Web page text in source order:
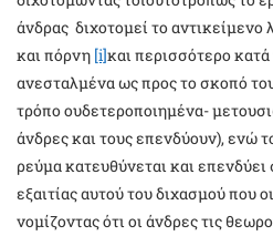
άνδρας διχοτομεί το
και πόρνη [i]και περισσότερο
ανεσταλμένα ως προς το σκοπό
τρόπο ουδετεροποιημένα-
άνδρες και τους επενδύουν), ενώ
ρεύμα κατευθύνεται και επενδύει
εξαιτίας αυτού του διχασμού που
νομίζοντας ότι οι άνδρες τις